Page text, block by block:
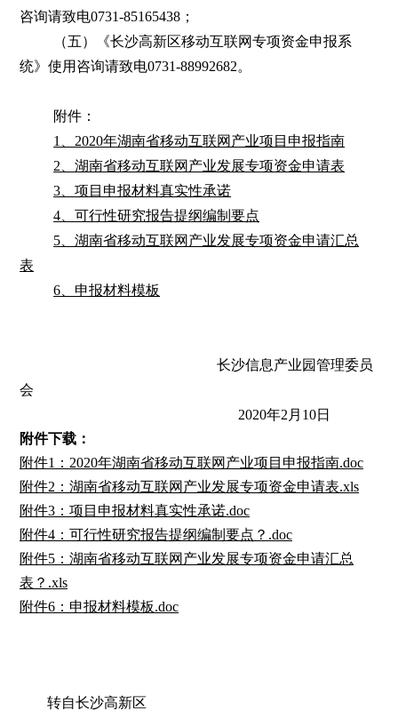
咨询请致电0731-85165438；
（五）《长沙高新区移动互联网专项资金申报系
统》使用咨询请致电0731-88992682。
附件：
1、2020年湖南省移动互联网产业项目申报指南
2、湖南省移动互联网产业发展专项资金申请表
3、项目申报材料真实性承诺
4、可行性研究报告提纲编制要点
5、湖南省移动互联网产业发展专项资金申请汇总
表
6、申报材料模板
长沙信息产业园管理委员
会
2020年2月10日
附件下载：
附件1：2020年湖南省移动互联网产业项目申报指南.doc
附件2：湖南省移动互联网产业发展专项资金申请表.xls
附件3：项目申报材料真实性承诺.doc
附件4：可行性研究报告提纲编制要点？.doc
附件5：湖南省移动互联网产业发展专项资金申请汇总
表？.xls
附件6：申报材料模板.doc
转自长沙高新区